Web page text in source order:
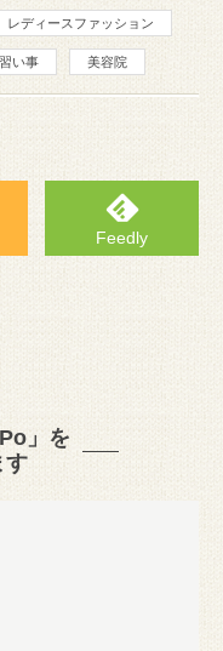
レディースファッション
習い事 美容院
Feedly
」を
す